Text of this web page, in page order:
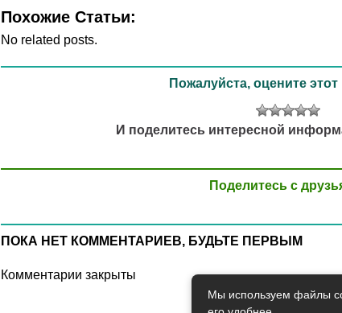
Похожие Статьи:
No related posts.
Пожалуйста, оцените
И поделитесь интересной
Поделитесь с
ПОКА НЕТ КОММЕНТАРИЕВ, БУДЬТЕ ПЕРВЫМ
Комментарии закрыты
Мы используем файлы